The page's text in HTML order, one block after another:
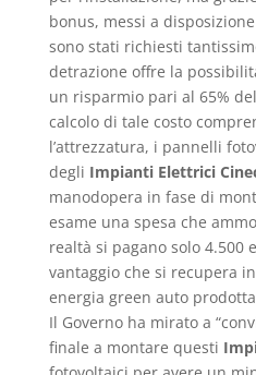
bonus, messi a
sono stati richiesti
detrazione offre la
un risparmio pari al 65%
calcolo di tale costo
l’attrezzatura, i pannelli
degli Impianti Elettrici
manodopera in fase di
esame una spesa che
realtà si pagano solo 4.500
vantaggio che si recupera
energia green auto
Il Governo ha mirato a
finale a montare questi